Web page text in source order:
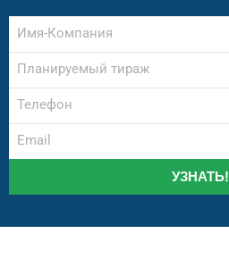
УЗНАТЬ!